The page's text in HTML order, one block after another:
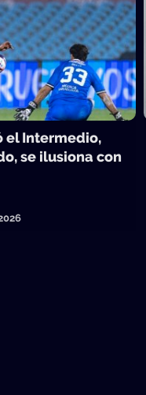
el Intermedio,
se ilusiona con